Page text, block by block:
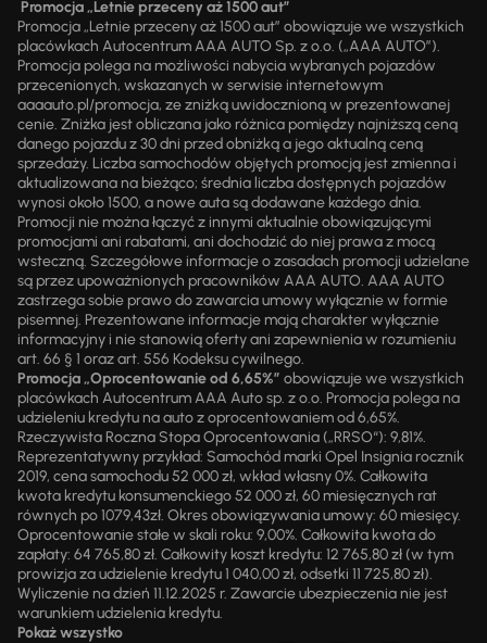
Promocja „Letnie przeceny aż 1500 aut”
Promocja „Letnie przeceny aż 1500 aut” obowiązuje we wszystkich
placówkach Autocentrum AAA AUTO Sp. z o.o. („AAA AUTO”).
Promocja polega na możliwości nabycia wybranych pojazdów
przecenionych, wskazanych w serwisie internetowym
aaaauto.pl/promocja, ze zniżką uwidocznioną w prezentowanej
cenie. Zniżka jest obliczana jako różnica pomiędzy najniższą ceną
danego pojazdu z 30 dni przed obniżką a jego aktualną ceną
sprzedaży. Liczba samochodów objętych promocją jest zmienna i
aktualizowana na bieżąco; średnia liczba dostępnych pojazdów
wynosi około 1500, a nowe auta są dodawane każdego dnia.
Promocji nie można łączyć z innymi aktualnie obowiązującymi
promocjami ani rabatami, ani dochodzić do niej prawa z mocą
wsteczną. Szczegółowe informacje o zasadach promocji udzielane
są przez upoważnionych pracowników AAA AUTO. AAA AUTO
zastrzega sobie prawo do zawarcia umowy wyłącznie w formie
pisemnej. Prezentowane informacje mają charakter wyłącznie
informacyjny i nie stanowią oferty ani zapewnienia w rozumieniu
art. 66 § 1 oraz art. 556 Kodeksu cywilnego.
Promocja „Oprocentowanie od 6,65%” obowiązuje we wszystkich
placówkach Autocentrum AAA Auto sp. z o.o. Promocja polega na
udzieleniu kredytu na auto z oprocentowaniem od 6,65%.
Rzeczywista Roczna Stopa Oprocentowania („RRSO“): 9,81%.
Reprezentatywny przykład: Samochód marki Opel Insignia rocznik
2019, cena samochodu 52 000 zł, wkład własny 0%. Całkowita
kwota kredytu konsumenckiego 52 000 zł, 60 miesięcznych rat
równych po 1079,43zł. Okres obowiązywania umowy: 60 miesięcy.
Oprocentowanie stałe w skali roku: 9,00%. Całkowita kwota do
zapłaty: 64 765,80 zł. Całkowity koszt kredytu: 12 765,80 zł (w tym
prowizja za udzielenie kredytu 1 040,00 zł, odsetki 11 725,80 zł).
Wyliczenie na dzień 11.12.2025 r. Zawarcie ubezpieczenia nie jest
warunkiem udzielenia kredytu.
Pokaż wszystko